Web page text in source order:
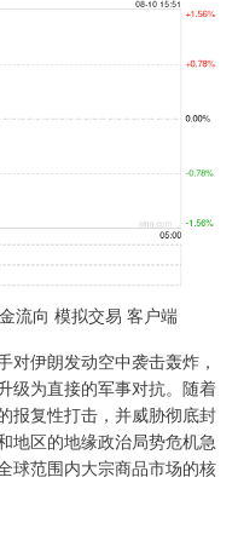
流向 模拟交易 客户端
伊朗发动空中袭击轰炸，
级为直接的军事对抗。随着
报复性打击，并威胁彻底封
地区的地缘政治局势危机急
球范围内大宗商品市场的核